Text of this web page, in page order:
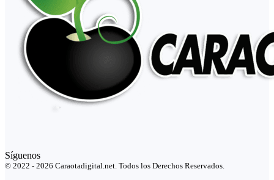
Síguenos
© 2022 - 2026 Caraotadigital.net. Todos los Derechos Reservados.